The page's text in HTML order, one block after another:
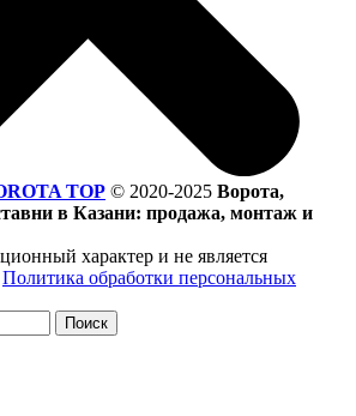
TOP © 2020-2025 Ворота,
в Казани: продажа, монтаж и
характер и не является
Политика обработки персональных
Поиск